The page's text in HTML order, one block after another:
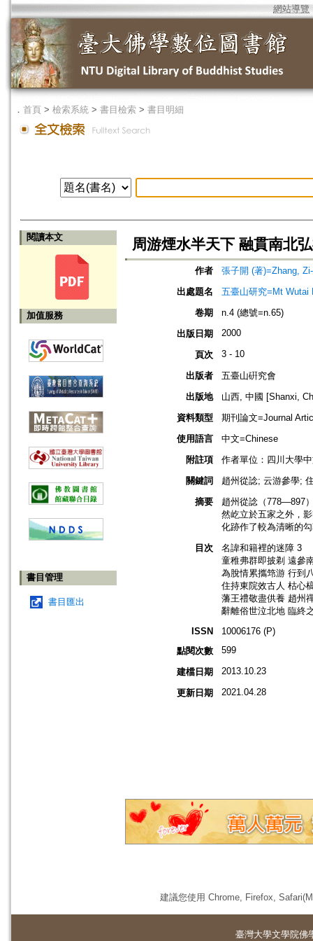
網站導覽
． 首頁 > 檢索系統 > 書目檢索 > 書目明細
閱讀本文
加值服務
書目管理
書目匯出
周游煙水半天下 融貫南北
作者
張子開 (著)=Zhang,
出處題名
五臺山研究=Mt Wutai
卷期
n.4 (總號=n.65)
出版日期
2000
頁次 3 - 10
出版者
五臺山硏究會
出版地
山西, 中國 [Shanxi,
資料類型
期刊論文=Journal
使用語言
中文=Chinese
附註項
作者單位：四川大學
關鍵詞
趙州從諗; 云游參學;
摘要
趙州從諗（778—897
然屹立於五家之外，
化跡作了較為清晰的
目次
名諱和籍裡的迷障 3
童稚弗群即披剃 遠參
為脫情累攜筇游 行到
住持東院效古人 枯心
藩王禮敬盡供養 趙州
辭離俗世泣北地 臨終
ISSN
10006176 (P)
點閱次數
599
建檔日期 2013.10.23
更新日期 2021.04.28
建議您使用 Chrome, Firefox,
臺灣大學文學院佛